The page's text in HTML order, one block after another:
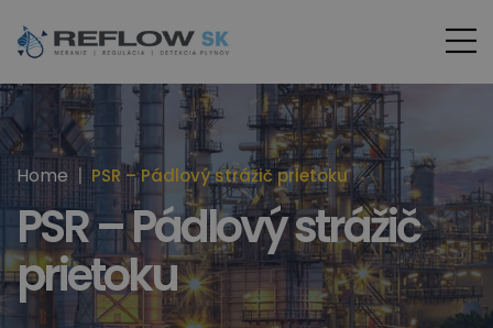
Home PSR – Pádlový strážič prietoku
PSR – Pádlový strážič
prietoku